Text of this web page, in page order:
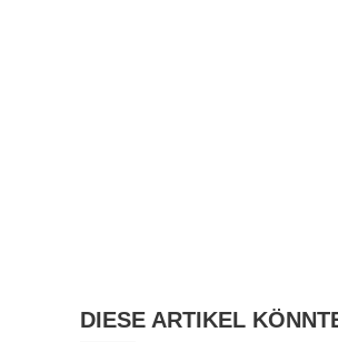
DIESE ARTIKEL